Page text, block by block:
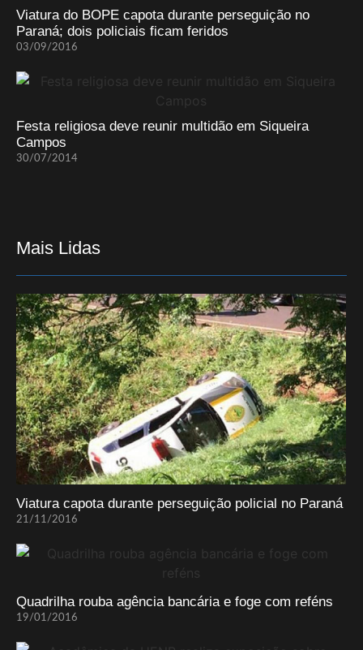
Viatura do BOPE capota durante perseguição no
Paraná; dois policiais ficam feridos
03/09/2016
Festa religiosa deve reunir multidão em Siqueira
Campos
30/07/2014
Mais Lidas
Viatura capota durante perseguição policial no Paraná
21/11/2016
Quadrilha rouba agência bancária e foge com reféns
19/01/2016